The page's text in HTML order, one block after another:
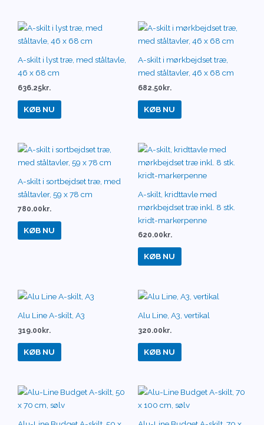
A-skilt i lyst træ, med ståltavle,
46 x 68 cm
636.25kr.
KØB NU
A-skilt i mørkbejdset træ,
med ståltavler, 46 x 68 cm
682.50 kr.
KØB NU
A-skilt i sortbejdset træ, med
ståltavler, 59 x 78 cm
780.00 kr.
KØB NU
A-skilt, kridttavle med
mørkbejdset træ inkl. 8 stk.
kridt-markerpenne
620.00 kr.
KØB NU
Alu Line A-skilt, A3
319.00 kr.
KØB NU
Alu Line, A3, vertikal
320.00 kr.
KØB NU